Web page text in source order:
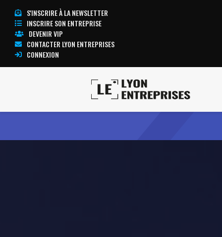
S'INSCRIRE À LA NEWSLETTER
INSCRIRE SON ENTREPRISE
DEVENIR VIP
CONTACTER LYON ENTREPRISES
CONNEXION